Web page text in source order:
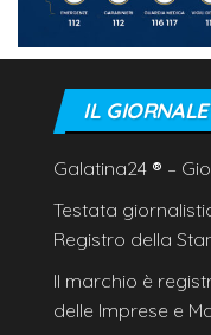
IL GIORNALE
Galatina24 ® –
Testata
Registro della
Il marchio è
delle Imprese e